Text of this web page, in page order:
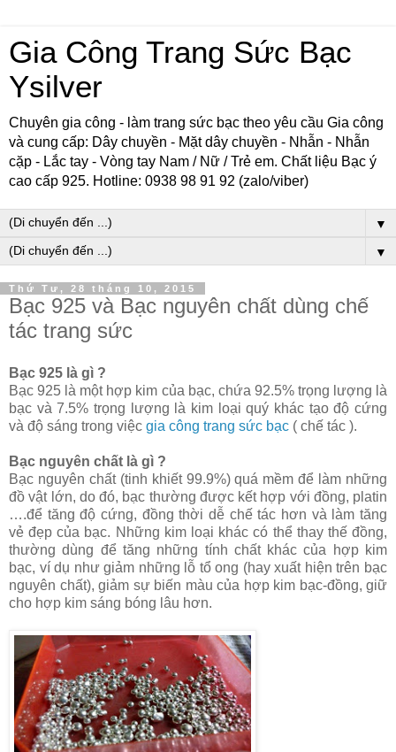
Gia Công Trang Sức Bạc
Ysilver
Chuyên gia công - làm trang sức bạc theo yêu cầu Gia công
và cung cấp: Dây chuyền - Mặt dây chuyền - Nhẫn - Nhẫn
cặp - Lắc tay - Vòng tay Nam / Nữ / Trẻ em. Chất liệu Bạc ý
cao cấp 925. Hotline: 0938 98 91 92 (zalo/viber)
▼
▼
Thứ Tư, 28 tháng 10, 2015
Bạc 925 và Bạc nguyên chất dùng chế
tác trang sức
Bạc 925 là gì ?
Bạc 925 là một hợp kim của bạc, chứa 92.5% trọng lượng là
bạc và 7.5% trọng lượng là kim loại quý khác tạo độ cứng
và độ sáng trong việc gia công trang sức bạc ( chế tác ).
Bạc nguyên chất là gì ?
Bạc nguyên chất (tinh khiết 99.9%) quá mềm để làm những
đồ vật lớn, do đó, bạc thường được kết hợp với đồng, platin
….để tăng độ cứng, đồng thời dễ chế tác hơn và làm tăng
vẻ đẹp của bạc. Những kim loại khác có thể thay thế đồng,
thường dùng để tăng những tính chất khác của hợp kim
bạc, ví dụ như giảm những lỗ tổ ong (hay xuất hiện trên bạc
nguyên chất), giảm sự biến màu của hợp kim bạc-đồng, giữ
cho hợp kim sáng bóng lâu hơn.